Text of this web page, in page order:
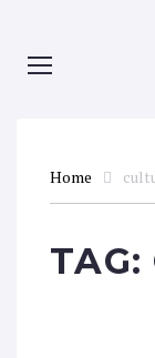
Home
TAG: